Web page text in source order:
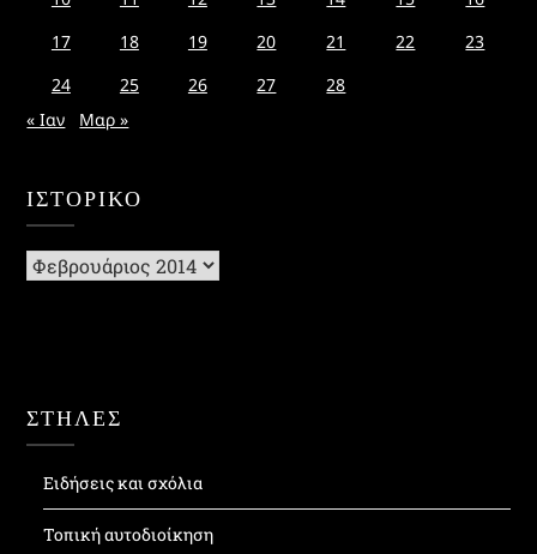
17
18 19 20 21 22
23
24
25 26 27
28
« Ιαν
Μαρ »
ΙΣΤΟΡΙΚΌ
Ιστορικό
ΣΤΗΛΕΣ
Ειδήσεις και σχόλια
Τοπική αυτοδιοίκηση